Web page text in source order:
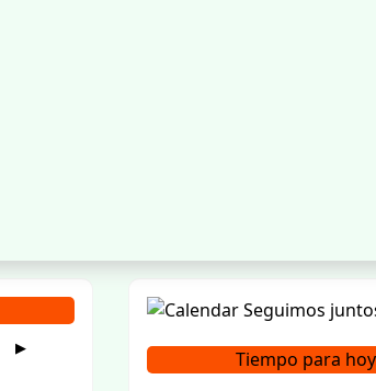
▶ Tiempo para